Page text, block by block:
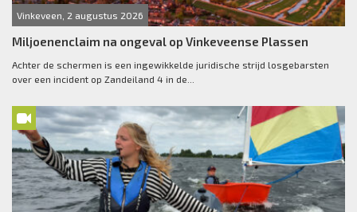
Vinkeveen, 2 augustus 2026
Miljoenenclaim na ongeval op Vinkeveense Plassen
Achter de schermen is een ingewikkelde juridische strijd losgebarsten
over een incident op Zandeiland 4 in de...